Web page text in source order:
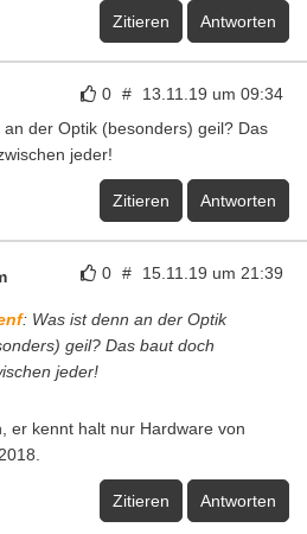
Zitieren Antworten
0 # 13.11.19 um 09:34
an der Optik (besonders) geil? Das
jeder!
Zitieren Antworten
0 # 15.11.19 um 21:39
: Was ist denn an der Optik
geil? Das baut doch
jeder!
er kennt halt nur Hardware von
Zitieren Antworten